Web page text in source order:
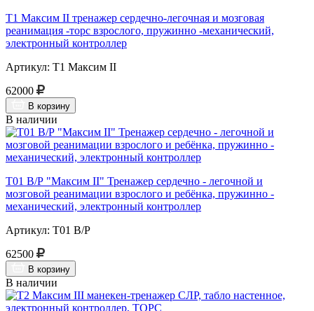
Т1 Максим II тренажер сердечно-легочная и мозговая
реанимация -торс взрослого, пружинно -механический,
электронный контроллер
Артикул: Т1 Максим II
62000
В корзину
В наличии
Т01 В/Р "Максим II" Тренажер сердечно - легочной и
мозговой реанимации взрослого и ребёнка, пружинно -
механический, электронный контроллер
Артикул: Т01 В/Р
62500
В корзину
В наличии